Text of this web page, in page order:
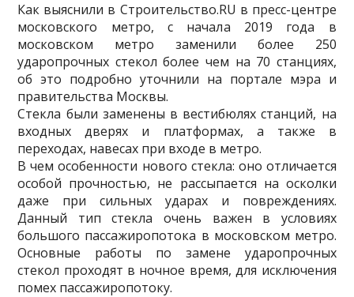
Как выяснили в Строительство.RU в пресс-центре
московского метро, с начала 2019 года в
московском метро заменили более 250
ударопрочных стекол более чем на 70 станциях,
об это подробно уточнили на портале мэра и
правительства Москвы.
Стекла были заменены в вестибюлях станций, на
входных дверях и платформах, а также в
переходах, навесах при входе в метро.
В чем особенности нового стекла: оно отличается
особой прочностью, не рассыпается на осколки
даже при сильных ударах и повреждениях.
Данный тип стекла очень важен в условиях
большого пассажиропотока в московском метро.
Основные работы по замене ударопрочных
стекол проходят в ночное время, для исключения
помех пассажиропотоку.